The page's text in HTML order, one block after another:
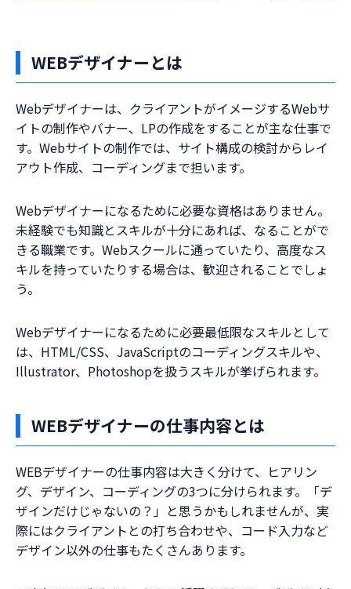
WEBデザイナーとは
Webデザイナーは、クライアントがイメージするWebサ
イトの制作やバナー、LPの作成をすることが主な仕事で
す。Webサイトの制作では、サイト構成の検討からレイ
アウト作成、コーディングまで担います。
Webデザイナーになるために必要な資格はありません。
未経験でも知識とスキルが十分にあれば、なることがで
きる職業です。Webスクールに通っていたり、高度なス
キルを持っていたりする場合は、歓迎されることでしょ
う。
Webデザイナーになるために必要最低限なスキルとして
は、HTML/CSS、JavaScriptのコーディングスキルや、
Illustrator、Photoshopを扱うスキルが挙げられます。
WEBデザイナーの仕事内容とは
WEBデザイナーの仕事内容は大きく分けて、ヒアリン
グ、デザイン、コーディングの3つに分けられます。「デ
ザインだけじゃないの？」と思うかもしれませんが、実
際にはクライアントとの打ち合わせや、コード入力など
デザイン以外の仕事もたくさんあります。